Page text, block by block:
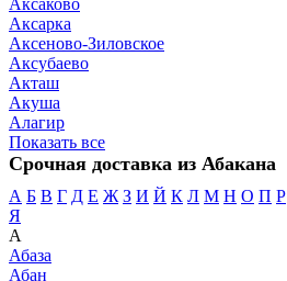
Аксарка
Аксеново-Зиловское
Аксубаево
Акташ
Акуша
Алагир
Показать все
Срочная доставка из Абакана
А Б В Г Д Е Ж З И Й К Л М Н О П Р
Я
А
Абаза
Абан